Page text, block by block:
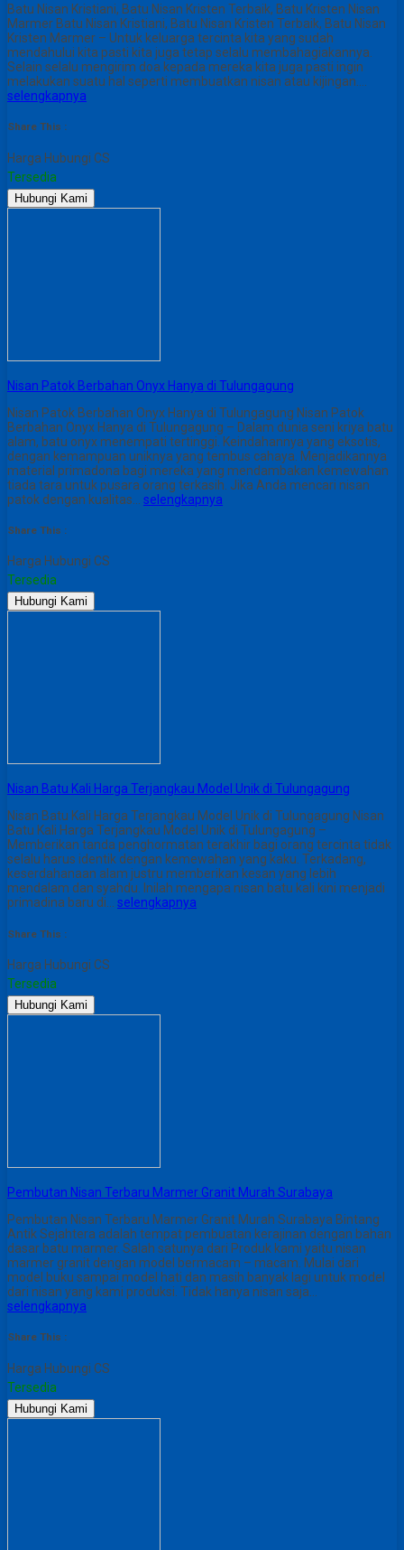
Batu Nisan Kristiani, Batu Nisan Kristen Terbaik, Batu Kristen Nisan
Marmer Batu Nisan Kristiani, Batu Nisan Kristen Terbaik, Batu Nisan
Kristen Marmer – Untuk keluarga tercinta kita yang sudah
mendahului kita pasti kita juga tetap selalu membahagiakannya.
Selain selalu mengirim doa kepada mereka kita juga pasti ingin
melakukan suatu hal seperti membuatkan nisan atau kijingan….
selengkapnya
Share This :
Harga Hubungi CS
Tersedia
Hubungi Kami
Nisan Patok Berbahan Onyx Hanya di Tulungagung
Nisan Patok Berbahan Onyx Hanya di Tulungagung Nisan Patok
Berbahan Onyx Hanya di Tulungagung – Dalam dunia seni kriya batu
alam, batu onyx menempati tertinggi. Keindahannya yang eksotis,
dengan kemampuan uniknya yang tembus cahaya. Menjadikannya
material primadona bagi mereka yang mendambakan kemewahan
tiada tara untuk pusara orang terkasih. Jika Anda mencari nisan
patok dengan kualitas… selengkapnya
Share This :
Harga Hubungi CS
Tersedia
Hubungi Kami
Nisan Batu Kali Harga Terjangkau Model Unik di Tulungagung
Nisan Batu Kali Harga Terjangkau Model Unik di Tulungagung Nisan
Batu Kali Harga Terjangkau Model Unik di Tulungagung –
Memberikan tanda penghormatan terakhir bagi orang tercinta tidak
selalu harus identik dengan kemewahan yang kaku. Terkadang,
keserdahanaan alam justru memberikan kesan yang lebih
mendalam dan syahdu. Inilah mengapa nisan batu kali kini menjadi
primadina baru di… selengkapnya
Share This :
Harga Hubungi CS
Tersedia
Hubungi Kami
Pembutan Nisan Terbaru Marmer Granit Murah Surabaya
Pembutan Nisan Terbaru Marmer Granit Murah Surabaya Bintang
Antik Sejahtera adalah tempat pembuatan kerajinan dengan bahan
dasar batu marmer. Salah satunya dari Produk kami yaitu nisan
marmer granit dengan model bermacam – macam. Mulai dari
model buku sampai model hati dan masih banyak lagi untuk model
dari nisan yang kami produksi. Tidak hanya nisan saja…
selengkapnya
Share This :
Harga Hubungi CS
Tersedia
Hubungi Kami